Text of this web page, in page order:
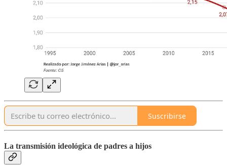
Suscribirse
La transmisión ideológica de padres a hijos